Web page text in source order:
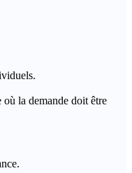
la demande doit être